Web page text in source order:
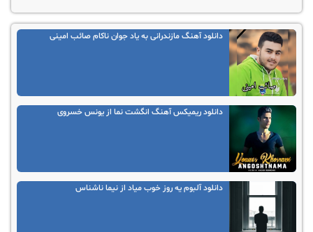
دانلود آهنگ مازندرانی به یاد جوان ناکام صائب امینی
دانلود ریمیکس آهنگ انگشت نما از یونس خسروی
دانلود آلبوم یه روز خوب میاد از نیما ناشناس